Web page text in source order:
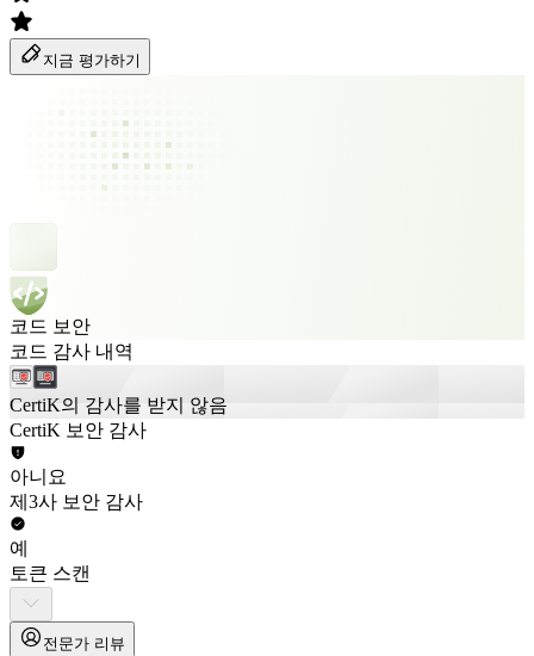
지금 평가하기
코드 보안
코드 감사 내역
CertiK의 감사를 받지 않음
CertiK 보안 감사
아니요
제3사 보안 감사
예
토큰 스캔
전문가 리뷰